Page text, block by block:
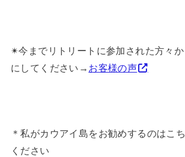
✴︎今までリトリートに参加された方々
にしてください→ お客様の声
＊私がカウアイ島をお勧めするのはこ
ください